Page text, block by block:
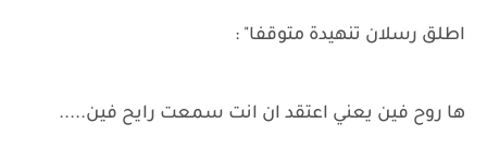
اطلق رسلان تنهيدة متوقفا" :
ها روح فين يعني اعتقد ان انت سمعت رايح فين.....